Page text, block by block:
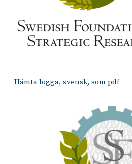
Hämta logga, svensk, som pdf